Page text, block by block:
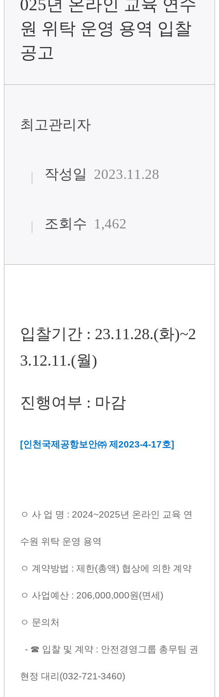
025년 온라인 교육 연수
원 위탁 운영 용역 입찰
공고
최고관리자
작성일 2023.11.28
조회수 1,462
입찰기간 : 23.11.28.(화)~2
3.12.11.(월)
진행여부 : 마감
[인천국제공항보안㈜ 제2023-4-17호]
ㅇ 사 업 명 : 2024~2025년 온라인 교육 연
수원 위탁 운영 용역
ㅇ 계약방법 : 제한(총액) 협상에 의한 계약
ㅇ 사업예산 : 206,000,000원(면세)
ㅇ 문의처
- ☎ 입찰 및 계약 : 안전경영그룹 총무팀 권
현정 대리(032-721-3460)